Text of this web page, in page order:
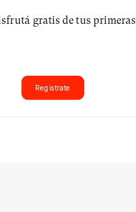
gratis de tus primeras
Registrate